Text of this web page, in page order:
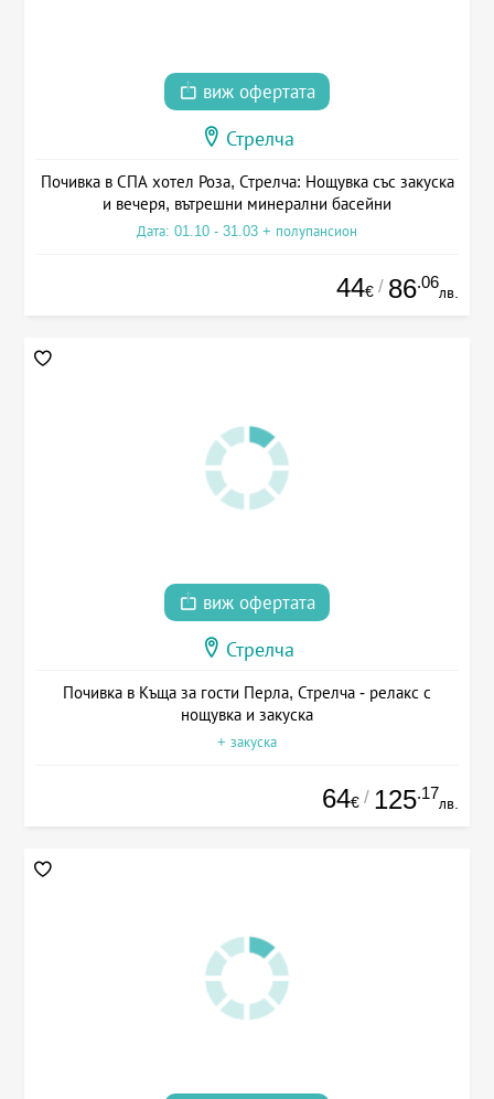
виж офертата
Стрелча
Почивка в СПА хотел Роза, Стрелча: Нощувка със закуска
и вечеря, вътрешни минерални басейни
Дата: 01.10 - 31.03 + полупансион
44€ / 86.06
лв.
виж офертата
Стрелча
Почивка в Къща за гости Перла, Стрелча - релакс с
нощувка и закуска
+ закуска
64€ / 125.17
лв.